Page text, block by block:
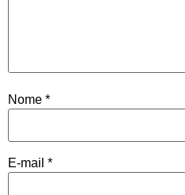
Nome *
E-mail *